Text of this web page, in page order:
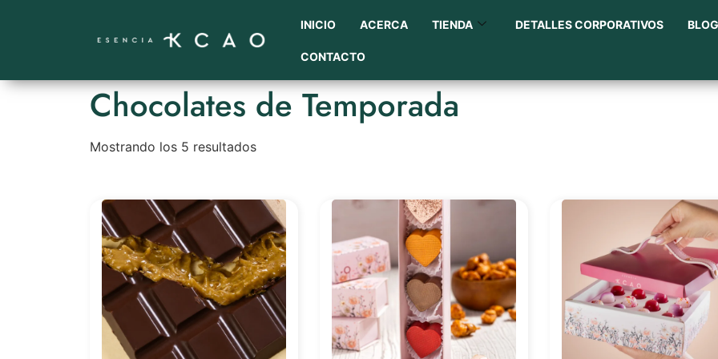
INICIO ACERCA TIENDA DETALLES CORPORATIVOS BLOG
CONTACTO
Chocolates de Temporada
Mostrando los 5 resultados